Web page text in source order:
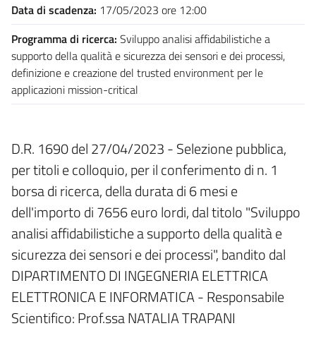
Data di scadenza: 17/05/2023 ore 12:00
Programma di ricerca: Sviluppo analisi affidabilistiche a
supporto della qualità e sicurezza dei sensori e dei processi,
definizione e creazione del trusted environment per le
applicazioni mission-critical
D.R. 1690 del 27/04/2023 - Selezione pubblica,
per titoli e colloquio, per il conferimento di n. 1
borsa di ricerca, della durata di 6 mesi e
dell'importo di 7656 euro lordi, dal titolo "Sviluppo
analisi affidabilistiche a supporto della qualità e
sicurezza dei sensori e dei processi", bandito dal
DIPARTIMENTO DI INGEGNERIA ELETTRICA
ELETTRONICA E INFORMATICA - Responsabile
Scientifico: Prof.ssa NATALIA TRAPANI